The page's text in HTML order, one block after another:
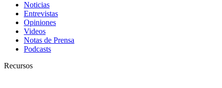
Noticias
Entrevistas
Opiniones
Videos
Notas de Prensa
Podcasts
Recursos